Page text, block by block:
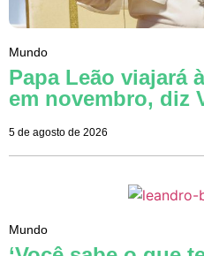
Mundo
Papa Leão viajará
em novembro, diz
5 de agosto de 2026
Mundo